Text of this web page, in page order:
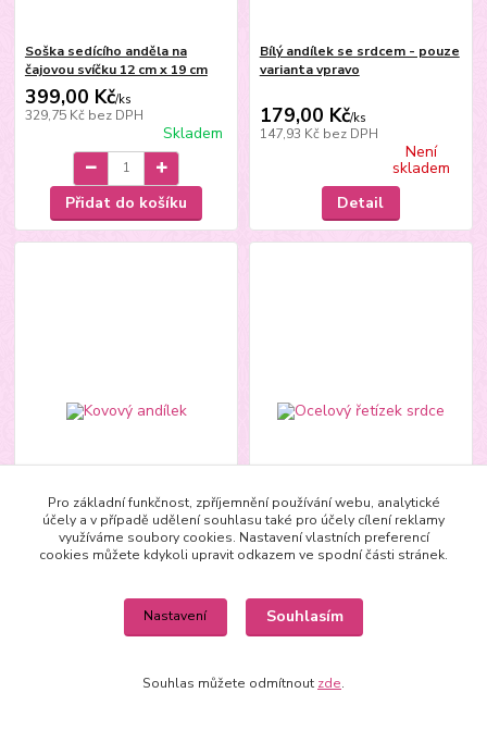
Soška sedícího anděla na
čajovou svíčku 12 cm x 19 cm
399,00 Kč/ks
329,75 Kč bez DPH
Skladem
Přidat do košíku
Bílý andílek se srdcem - pouze
varianta vpravo
179,00 Kč/ks
147,93 Kč bez DPH
Není
skladem
Detail
ks
skladem
287,00 Kč
237,19 Kčbez DPH
Pro základní funkčnost, zpříjemnění používání webu, analytické
účely a v případě udělení souhlasu také pro účely cílení reklamy
využíváme soubory cookies. Nastavení vlastních preferencí
cookies můžete kdykoli upravit odkazem ve spodní části stránek.
Nastavení Souhlasím
Souhlas můžete odmítnout zde.